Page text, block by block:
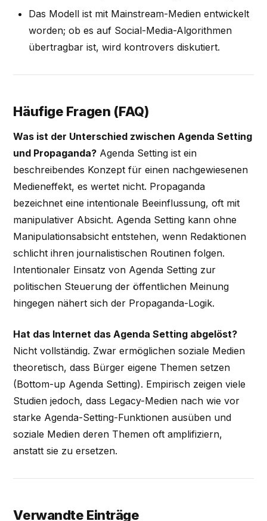
Das Modell ist mit Mainstream-Medien entwickelt
worden; ob es auf Social-Media-Algorithmen
übertragbar ist, wird kontrovers diskutiert.
Häufige Fragen (FAQ)
Was ist der Unterschied zwischen Agenda Setting
und Propaganda? Agenda Setting ist ein
beschreibendes Konzept für einen nachgewiesenen
Medieneffekt, es wertet nicht. Propaganda
bezeichnet eine intentionale Beeinflussung, oft mit
manipulativer Absicht. Agenda Setting kann ohne
Manipulationsabsicht entstehen, wenn Redaktionen
schlicht ihren journalistischen Routinen folgen.
Intentionaler Einsatz von Agenda Setting zur
politischen Steuerung der öffentlichen Meinung
hingegen nähert sich der Propaganda-Logik.
Hat das Internet das Agenda Setting abgelöst?
Nicht vollständig. Zwar ermöglichen soziale Medien
theoretisch, dass Bürger eigene Themen setzen
(Bottom-up Agenda Setting). Empirisch zeigen viele
Studien jedoch, dass Legacy-Medien nach wie vor
starke Agenda-Setting-Funktionen ausüben und
soziale Medien deren Themen oft amplifiziern,
anstatt sie zu ersetzen.
Verwandte Einträge